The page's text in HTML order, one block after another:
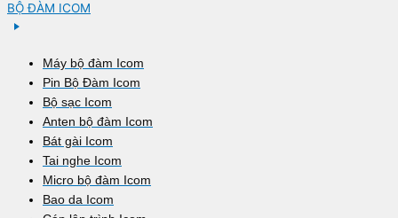
BỘ ĐÀM ICOM
Máy bộ đàm Icom
Pin Bộ Đàm Icom
Bộ sạc Icom
Anten bộ đàm Icom
Bát gài Icom
Tai nghe Icom
Micro bộ đàm Icom
Bao da Icom